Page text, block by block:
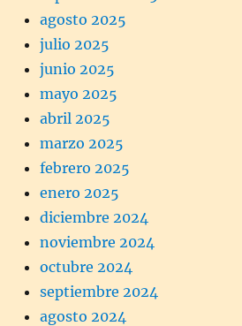
agosto 2025
julio 2025
junio 2025
mayo 2025
abril 2025
marzo 2025
febrero 2025
enero 2025
diciembre 2024
noviembre 2024
octubre 2024
septiembre 2024
agosto 2024